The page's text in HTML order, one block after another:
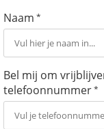
Naam *
Bel mij om
telefoonnummer*